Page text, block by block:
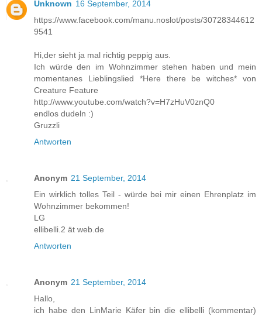
Unknown 16 September, 2014
https://www.facebook.com/manu.noslot/posts/30728344612
9541
Hi,der sieht ja mal richtig peppig aus.
Ich würde den im Wohnzimmer stehen haben und mein
momentanes Lieblingslied *Here there be witches* von
Creature Feature
http://www.youtube.com/watch?v=H7zHuV0znQ0
endlos dudeln :)
Gruzzli
Antworten
Anonym 21 September, 2014
Ein wirklich tolles Teil - würde bei mir einen Ehrenplatz im
Wohnzimmer bekommen!
LG
ellibelli.2 ät web.de
Antworten
Anonym 21 September, 2014
Hallo,
ich habe den LinMarie Käfer bin die ellibelli (kommentar)